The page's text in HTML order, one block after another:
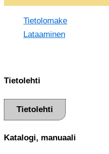
Tietolomake
Lataaminen
Tietolehti
Tietolehti
Katalogi, manuaali